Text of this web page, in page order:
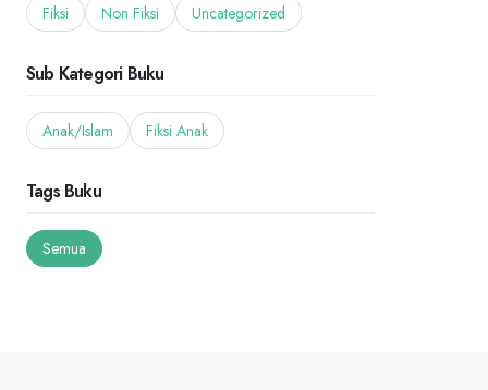
Fiksi
Non Fiksi Uncategorized
Sub Kategori Buku
Anak/Islam Fiksi Anak
Tags Buku
Semua